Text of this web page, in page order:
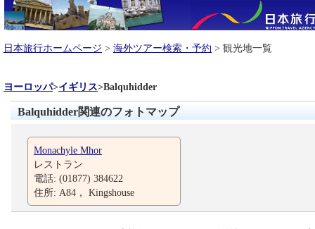
日本旅行ホームページ > 海外ツアー検索・予約 > 観光地一覧
ヨーロッパ>イギリス>Balquhidder
Balquhidder関連のフォトマップ
Monachyle Mhor
レストラン
電話: (01877) 384622
住所: A84， Kingshouse